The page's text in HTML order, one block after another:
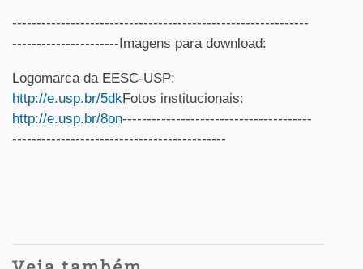
-------------------------------------------------------------
----------------------Imagens para download:
Logomarca da EESC-USP:
http://e.usp.br/5dkFotos institucionais:
http://e.usp.br/8on---------------------------------------
--------------------------------------------